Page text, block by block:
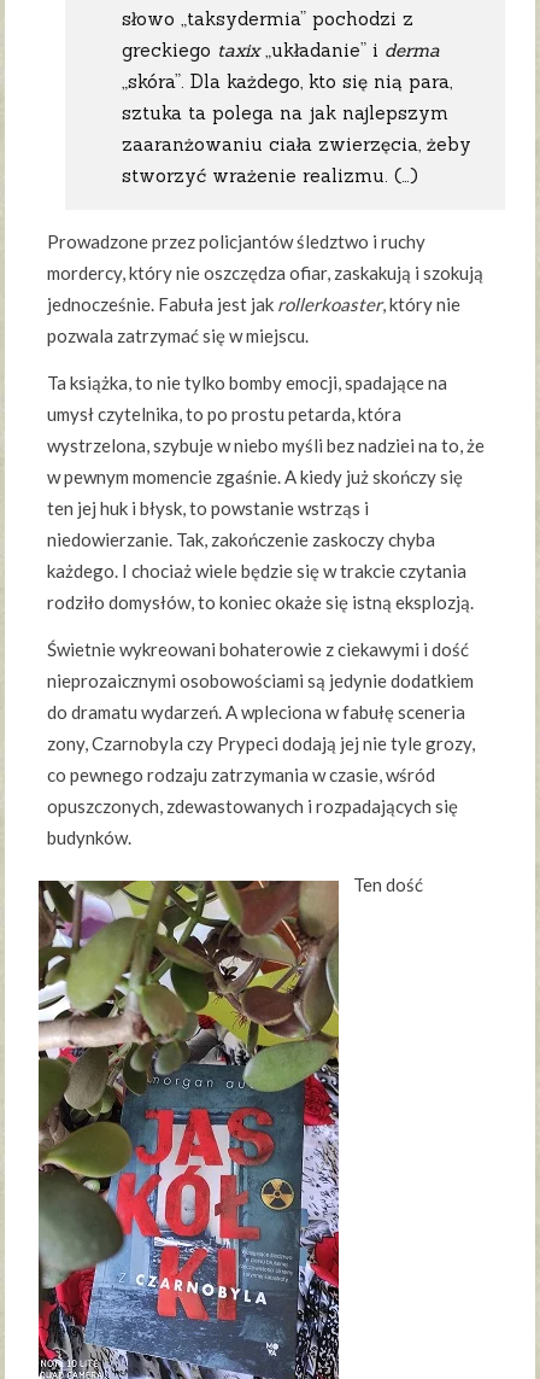
słowo „taksydermia” pochodzi z
greckiego taxix „układanie” i derma
„skóra”. Dla każdego, kto się nią para,
sztuka ta polega na jak najlepszym
zaaranżowaniu ciała zwierzęcia, żeby
stworzyć wrażenie realizmu. (…)
Prowadzone przez policjantów śledztwo i ruchy
mordercy, który nie oszczędza ofiar, zaskakują i szokują
jednocześnie. Fabuła jest jak rollerkoaster, który nie
pozwala zatrzymać się w miejscu.
Ta książka, to nie tylko bomby emocji, spadające na
umysł czytelnika, to po prostu petarda, która
wystrzelona, szybuje w niebo myśli bez nadziei na to, że
w pewnym momencie zgaśnie. A kiedy już skończy się
ten jej huk i błysk, to powstanie wstrząs i
niedowierzanie. Tak, zakończenie zaskoczy chyba
każdego. I chociaż wiele będzie się w trakcie czytania
rodziło domysłów, to koniec okaże się istną eksplozją.
Świetnie wykreowani bohaterowie z ciekawymi i dość
nieprozaicznymi osobowościami są jedynie dodatkiem
do dramatu wydarzeń. A wpleciona w fabułę sceneria
zony, Czarnobyla czy Prypeci dodają jej nie tyle grozy,
co pewnego rodzaju zatrzymania w czasie, wśród
opuszczonych, zdewastowanych i rozpadających się
budynków.
Ten dość